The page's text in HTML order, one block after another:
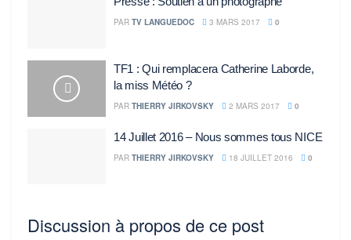
PAR TV LANGUEDOC 3 MARS 2017 0
TF1 : Qui remplacera Catherine Laborde,
la miss Météo ?
PAR THIERRY JIRKOVSKY 2 MARS 2017 0
14 Juillet 2016 – Nous sommes tous NICE
PAR THIERRY JIRKOVSKY 18 JUILLET 2016 0
Discussion à propos de ce post